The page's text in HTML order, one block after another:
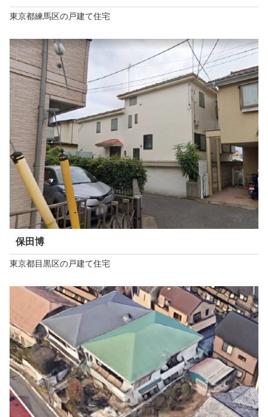
東京都練馬区の戸建て住宅
保田博
東京都目黒区の戸建て住宅